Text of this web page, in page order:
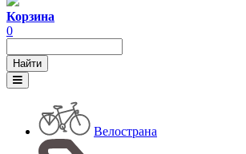
Корзина
0
Велострана